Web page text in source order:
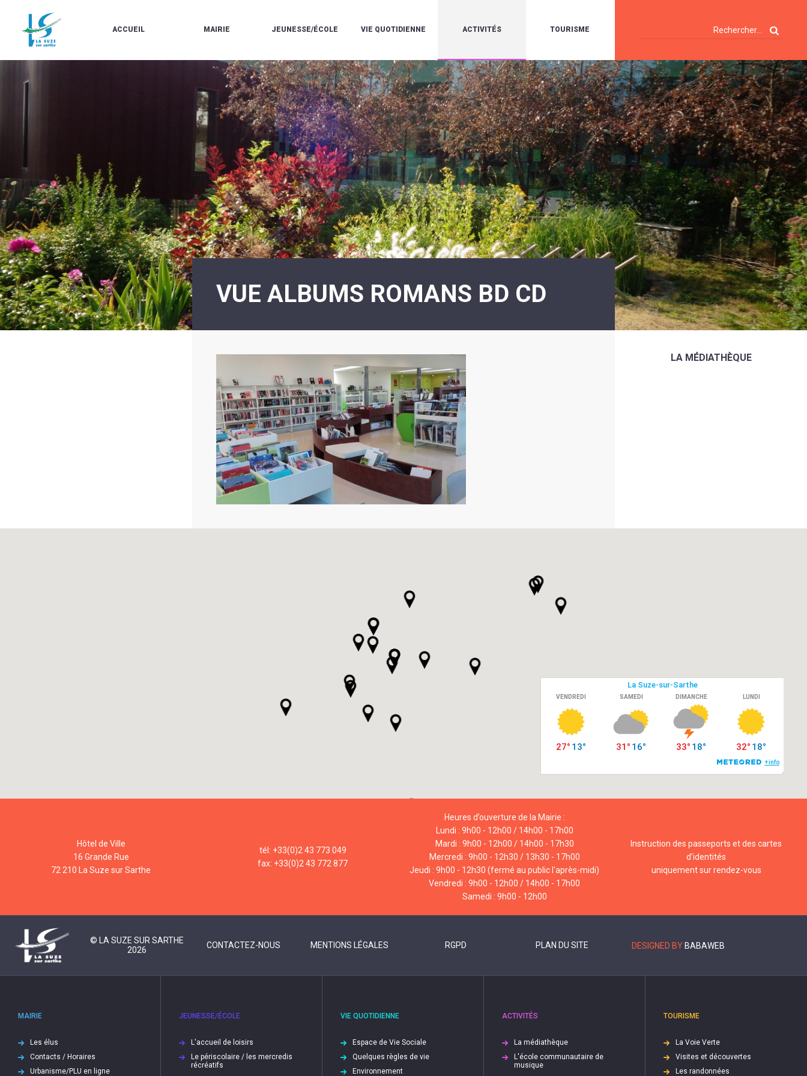
ACCUEIL
AGENDA
LA
SUZE
AU
DÉBUT
DU
20ÈME
SIÈCLE
MAIRIE
CONTACTS
HORAIRES
URBANISME/PLU
CARTES
D'IDENTITÉ-
PASSEPORTS
RÉUNIONS
DU
CONSEIL
MUNICIPAL
ARRÊTÉS
ET
DÉCISIONS
DU
MAIRE
LE
MOT
DE
LA
MINORITÉ
JEUNESSE/ÉCOLE
L'ACCUEIL
DE
LOISIRS
LE
PÉRISCOLAIRE
/
LES
MERCREDIS
RÉCRÉATIFS
LE
RESTAURANT
SCOLAIRE
LES
ÉCOLES
/
LE
COLLÈGE
ESPACE
JEUNES
11
-
18
ANS
LA
COULÉE
DOUCE
VIE QUOTIDIENNE
ESPACE
DE
VIE
SOCIALE
QUELQUES
RÈGLES
DE
VIE
ENVIRONNEMENT
L'EAU
ET
L'ASSAINISSEMENT
LA
RÉSIDENCE
AUTONOMIE
LE
CCAS
LA
POLICE
MUNICIPALE
RISQUES
MAJEURS
ACTIVITÉS
LA
MÉDIATHÈQUE
L'ÉCOLE
COMMUNAUTAIRE
DE
MUSIQUE
L'ÉCOLE
COMMUNAUTAIRE
DE
DANSE
LA
PISCINE
COMMUNAUTAIRE
ASSOCIATIONS
TOURISME
LA
VOIE
VERTE
VISITES
ET
DÉCOUVERTES
LES
RANDONNÉES
LE
CAMPING
POUR
CAMPING-
CARS
TENTES
ET
CARAVANES
LA
HALTE
FLUVIALE
VENIR
À
LA
VUE ALBUMS ROMANS BD CD
LA MÉDIATHÈQUE
Hôtel de Ville
16 Grande Rue
72 210 La Suze sur Sarthe
tél: +33(0)2 43 773 049
fax: +33(0)2 43 772 877
Heures d’ouverture de la Mairie :
Lundi : 9h00 - 12h00 / 14h00 - 17h00
Mardi : 9h00 - 12h00 / 14h00 - 17h30
Mercredi : 9h00 - 12h30 / 13h30 - 17h00
Jeudi : 9h00 - 12h30 (fermé au public l'après-midi)
Vendredi : 9h00 - 12h00 / 14h00 - 17h00
Samedi : 9h00 - 12h00
Instruction des passeports et des cartes
d’identités
uniquement sur rendez-vous
© LA SUZE SUR SARTHE
2026
CONTACTEZ-NOUS MENTIONS LÉGALES RGPD PLAN DU SITE DESIGNED BYBABAWEB
MAIRIE
Les élus
Contacts / Horaires
Urbanisme/PLU en ligne
JEUNESSE/ÉCOLE
L'accueil de loisirs
Le périscolaire / les mercredis
récréatifs
VIE QUOTIDIENNE
Espace de Vie Sociale
Quelques règles de vie
Environnement
ACTIVITÉS
La médiathèque
L'école communautaire de
musique
TOURISME
La Voie Verte
Visites et découvertes
Les randonnées